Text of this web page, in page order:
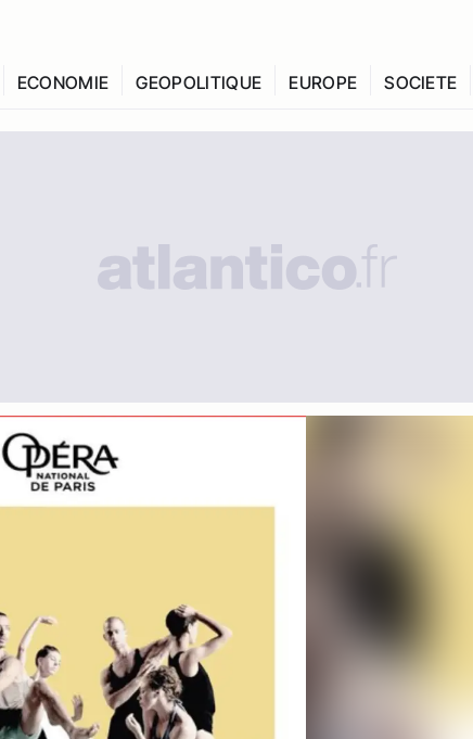
ECONOMIE GEOPOLITIQUE EUROPE SOCIETE